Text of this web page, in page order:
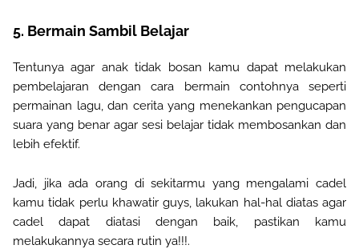
5. Bermain Sambil Belajar
Tentunya agar anak tidak bosan kamu dapat melakukan
pembelajaran dengan cara bermain contohnya seperti
permainan lagu, dan cerita yang menekankan pengucapan
suara yang benar agar sesi belajar tidak membosankan dan
lebih efektif.
Jadi, jika ada orang di sekitarmu yang mengalami cadel
kamu tidak perlu khawatir guys, lakukan hal-hal diatas agar
cadel dapat diatasi dengan baik, pastikan kamu
melakukannya secara rutin ya!!!.